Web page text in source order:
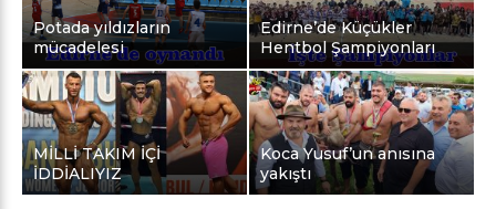
Potada yıldızların
mücadelesi
Edirne’de Küçükler
Hentbol Şampiyonları
MİLLİ TAKIM İÇİ
İDDİALIYIZ
Koca Yusuf’un anısına
yakıştı